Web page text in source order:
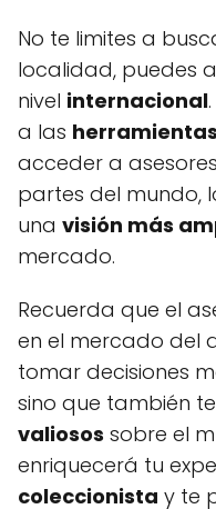
No te limites a
localidad, puedes
nivel internacional
a las
acceder a
partes del mundo,
una visión más
mercado.
Recuerda que el
en el mercado del
tomar decisiones
sino que también
valiosos sobre el
enriquecerá tu
coleccionista y te